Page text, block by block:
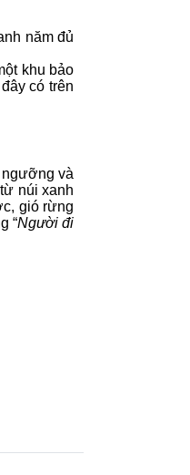
năm đủ
khu bảo
có trên
và
núi xanh
gió rừng
“Người đi